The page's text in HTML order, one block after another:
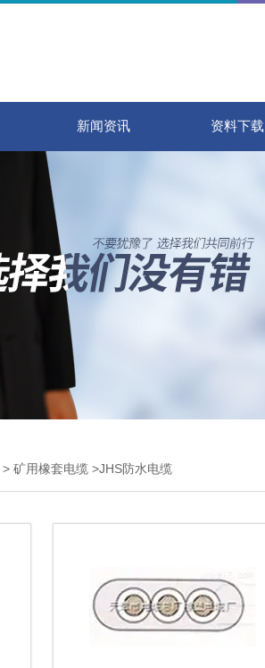
新闻资讯 资料下载
> 矿用橡套电缆 >JHS防水电缆